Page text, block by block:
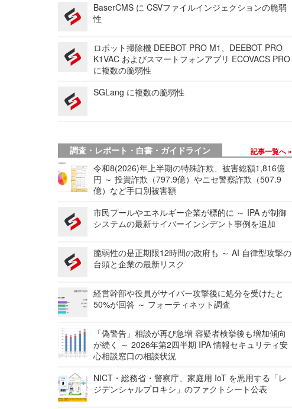
BaserCMS に CSVファイルインジェクションの脆弱
性
ロボット掃除機 DEEBOT PRO M1、DEEBOT PRO
K1VAC およびスマートフォンアプリ ECOVACS PRO
に複数の脆弱性
SGLang に複数の脆弱性
調査・レポート・白書・ガイドライン 記事一覧へ
令和8(2026)年上半期の特殊詐欺、被害総額1,816億
円 ～ 投資詐欺（797.9億）やニセ警察詐欺（507.9
億）など手口別被害額
市民プールやエネルギー企業が標的に ～ IPA が制御
システムの最新サイバーインシデント事例を追加
脆弱性の是正期限12時間の政府も ～ AI 自律型攻撃の
台頭と企業の最新リスク
経営幹部や役員がサイバー攻撃後に処分を受けたと
50%が回答 ～ フォーティネット調査
「偽警告」相談が再び急増 容疑者検挙後も増加傾向
が続く ～ 2026年第2四半期 IPA 情報セキュリティ安
心相談窓口の相談状況
NICT・総務省・警察庁、家庭用 IoT を悪用する「レ
ジデンシャルプロキシ」のファクトシート公表